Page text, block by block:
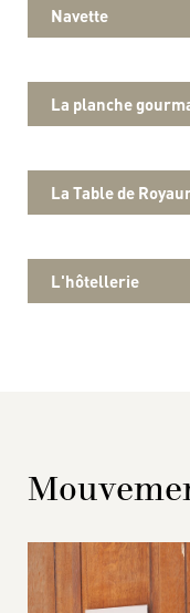
Navette
La planche
La Table de
L'hôtellerie